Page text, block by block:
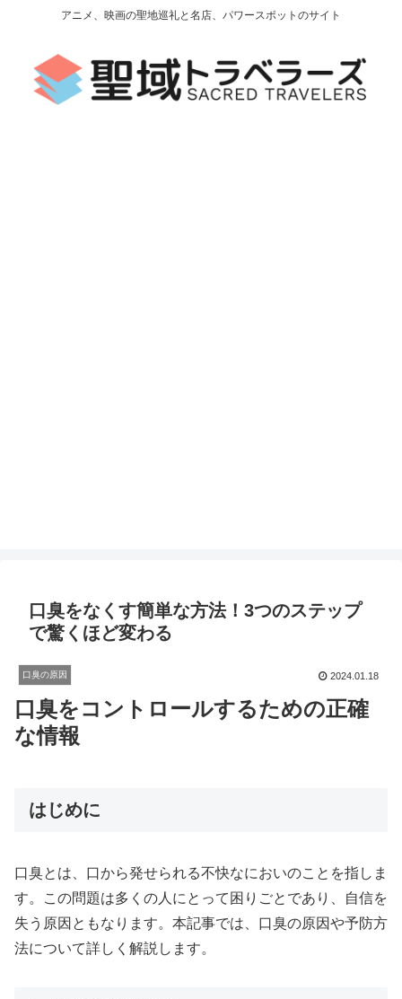
アニメ、映画の聖地巡礼と名店、パワースポットのサイト
口臭をなくす簡単な方法！3つのステップ
で驚くほど変わる
口臭の原因 2024.01.18
口臭をコントロールするための正確
な情報
はじめに
口臭とは、口から発せられる不快なにおいのことを指しま
す。この問題は多くの人にとって困りごとであり、自信を
失う原因ともなります。本記事では、口臭の原因や予防方
法について詳しく解説します。